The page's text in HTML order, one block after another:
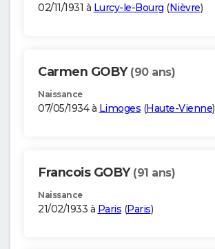
02/11/1931 à Lurcy-le-Bourg (Nièvre)
Carmen GOBY (90 ans)
Naissance
07/05/1934 à Limoges (Haute-Vienne)
Francois GOBY (91 ans)
Naissance
21/02/1933 à Paris (Paris)